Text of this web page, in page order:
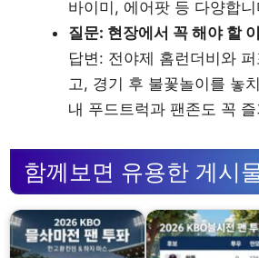
바이미, 에어팟 등 다양합니
질문: 현장에서 꼭 해야 할
답변: 전야제 홈런더비와
고, 경기 후 불꽃놀이를 놓
내 푸드트럭과 팬존도 꼭
함께보면 유용한 게시